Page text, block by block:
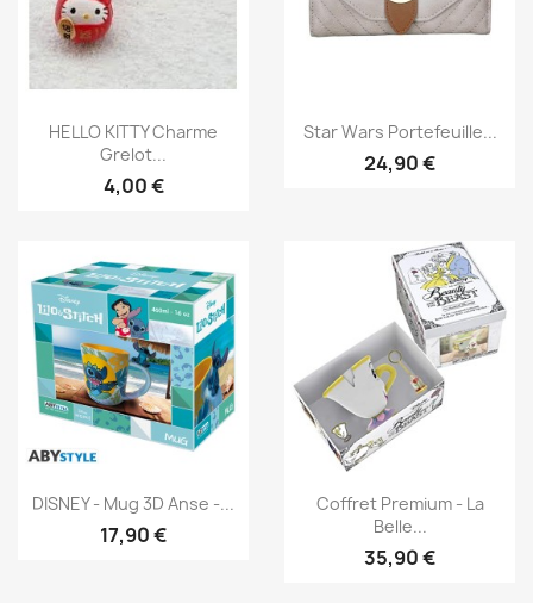
 Aperçu rapide
HELLO KITTY Charme
Grelot...
4,00 €
Aperçu rapide
Star Wars Portefeuille...
24,90 €
Aperçu rapide
DISNEY - Mug 3D Anse -...
17,90 €
Aperçu rapide
Coffret Premium - La
Belle...
35,90 €